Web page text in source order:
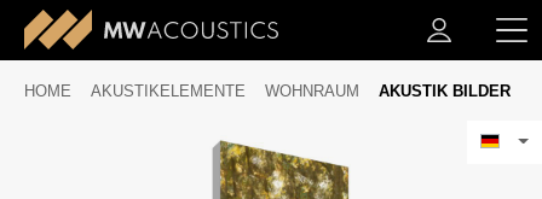
HOME AKUSTIKELEMENTE WOHNRAUM AKUSTIK BILDER